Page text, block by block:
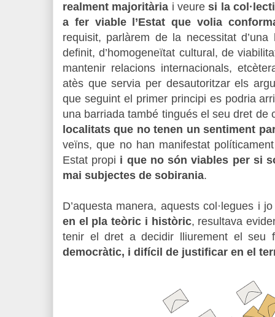
realment majoritària i veuresi la
a fer viable l’Estat que volia
requisit, parlàrem de la necessitat d’una
definit, d’homogeneïtat cultural, de
mantenir relacions internacionals,
atès que servia per desautoritzar els
que seguint el primer principi es podria
una barriada també tingués el seu dret de
localitats que no tenen un sentiment
veïns, que no han manifestat
Estat propi i que no són viables per si
mai subjectes de sobirania.
D’aquesta manera, aquests col·legues i
en el pla teòric i històric, resultava
tenir el dret a decidir lliurement el seu
democràtic, i difícil de justi­ficar en el